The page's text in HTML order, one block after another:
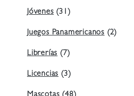
Jóvenes (31)
Juegos Panamericanos (2)
Librerías (7)
Licencias (3)